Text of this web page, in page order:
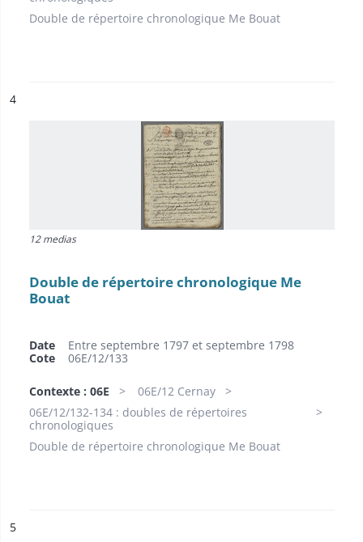
Double de répertoire chronologique Me Bouat
n°
4
12 medias
Double de répertoire chronologique Me
Bouat
Date
Entre septembre 1797 et septembre 1798
Cote
06E/12/133
Contexte : 06E
06E/12 Cernay
06E/12/132-134 : doubles de répertoires
chronologiques
Double de répertoire chronologique Me Bouat
n°
5